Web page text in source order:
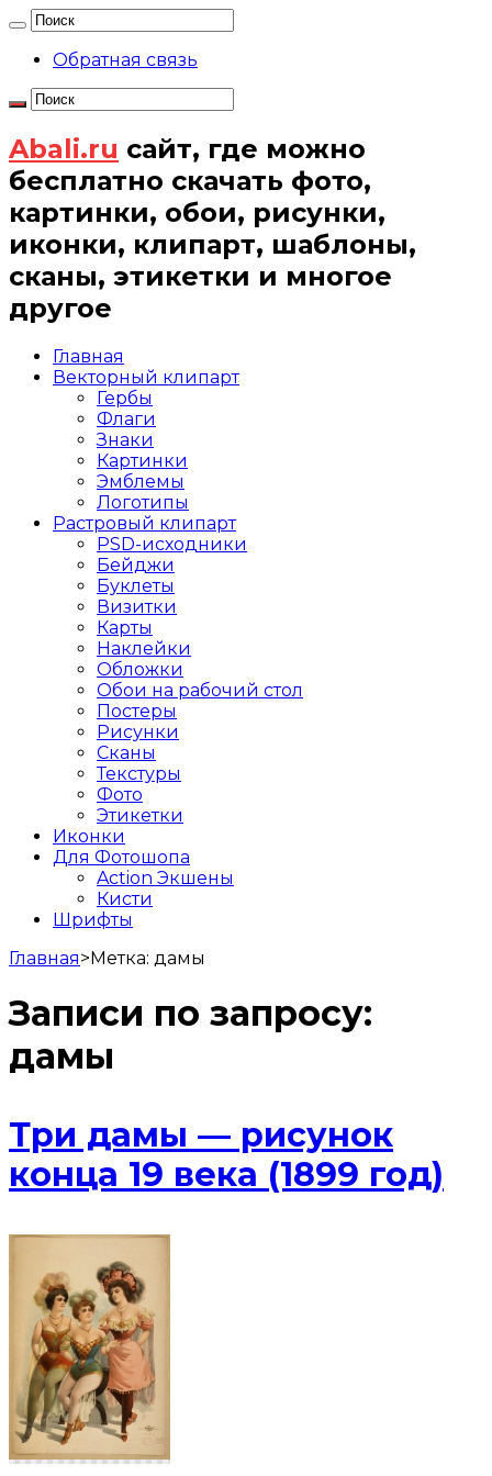
Обратная связь
Abali.ru сайт, где можно
бесплатно скачать фото,
картинки, обои, рисунки,
иконки, клипарт, шаблоны,
сканы, этикетки и многое
другое
Главная
Векторный клипарт
Гербы
Флаги
Знаки
Картинки
Эмблемы
Логотипы
Растровый клипарт
PSD-исходники
Бейджи
Буклеты
Визитки
Карты
Наклейки
Обложки
Обои на рабочий стол
Постеры
Рисунки
Сканы
Текстуры
Фото
Этикетки
Иконки
Для Фотошопа
Action Экшены
Кисти
Шрифты
Главная>Метка: дамы
Записи по запросу:
дамы
Три дамы — рисунок
конца 19 века (1899 год)